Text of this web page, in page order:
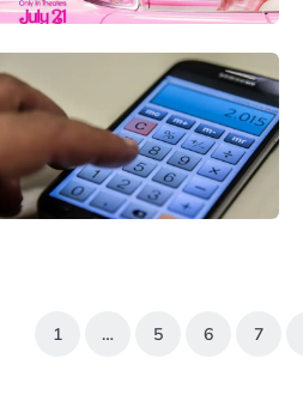
1 … 5 6 7